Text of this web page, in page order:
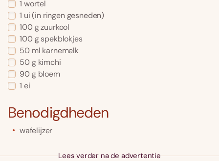
1 wortel
1 ui(in ringen gesneden)
100 gzuurkool
100 g spekblokjes
50 ml karnemelk
50 g kimchi
90 g bloem
1 ei
Benodigdheden
wafelijzer
Lees verder na de advertentie